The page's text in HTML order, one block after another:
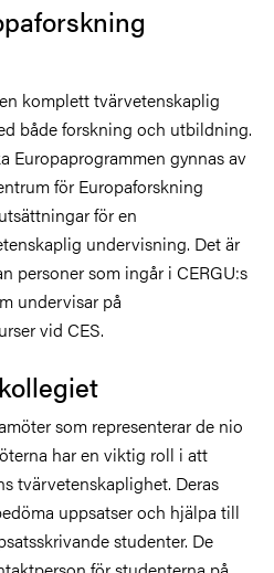
komplett tvärvetenskaplig
både forskning och utbildning.
Europaprogrammen gynnas av
för Europaforskning
för en
undervisning. Det är
personer som ingår i CERGU:s
undervisar på
vid CES.
som representerar de nio
har en viktig roll i att
tvärvetenskaplighet. Deras
uppsatser och hjälpa till
studenter. De